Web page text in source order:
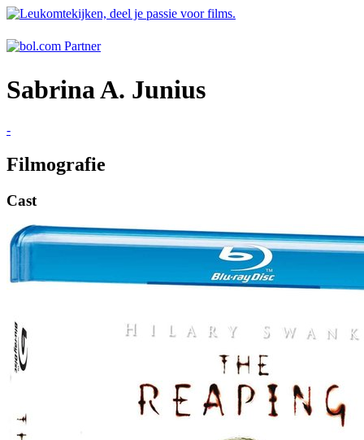
Sabrina A. Junius
-
Filmografie
Cast